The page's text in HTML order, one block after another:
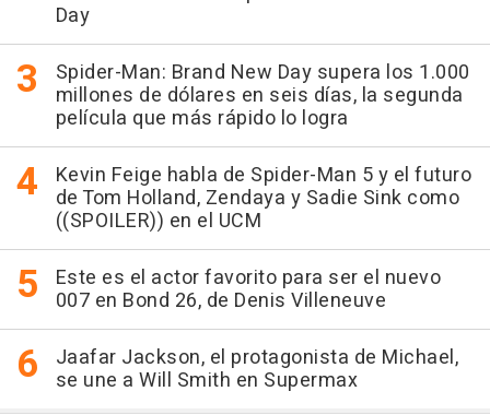
Day
Spider-Man: Brand New Day supera los 1.000
millones de dólares en seis días, la segunda
película que más rápido lo logra
Kevin Feige habla de Spider-Man 5 y el futuro
de Tom Holland, Zendaya y Sadie Sink como
((SPOILER)) en el UCM
Este es el actor favorito para ser el nuevo
007 en Bond 26, de Denis Villeneuve
Jaafar Jackson, el protagonista de Michael,
se une a Will Smith en Supermax